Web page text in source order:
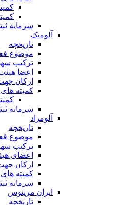
سرمایه
آلومتک
تاریخچه
موضوع
ترکیب
اعضا
ارکان
کمیته
سرمایه
آلومراد
تاریخچه
موضوع
ترکیب
اعضای
ارکان
کمیته
سرمایه
ایران مرینوس
تاریخچه